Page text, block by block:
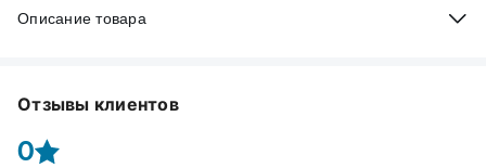
Описание товара
теннисных мячей. Отлично подходит для совместных игр с
оставляйте собаку без наблюдения во время игры с канатом.
Отзывы клиентов
0